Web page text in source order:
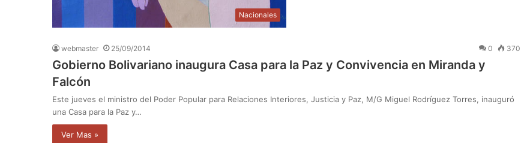
Nacionales
webmaster 25/09/2014 0 370
Gobierno Bolivariano inaugura Casa para la Paz y Convivencia en Miranda y
Falcón
Este jueves el ministro del Poder Popular para Relaciones Interiores, Justicia y Paz, M/G Miguel Rodríguez Torres, inauguró
una Casa para la Paz y…
Ver Mas »